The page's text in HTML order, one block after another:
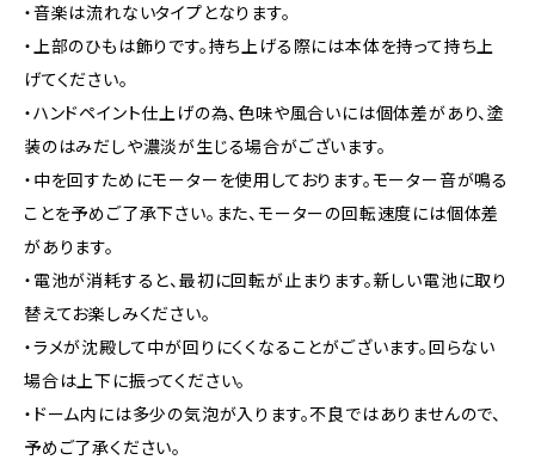
・音楽は流れないタイプとなります。
・上部のひもは飾りです。持ち上げる際には本体を持って持ち上
げてください。
・ハンドペイント仕上げの為、色味や風合いには個体差があり、塗
装のはみだしや濃淡が生じる場合がございます。
・中を回すためにモーターを使用しております。モーター音が鳴る
ことを予めご了承下さい。また、モーターの回転速度には個体差
があります。
・電池が消耗すると、最初に回転が止まります。新しい電池に取り
替えてお楽しみください。
・ラメが沈殿して中が回りにくくなることがございます。回らない
場合は上下に振ってください。
・ドーム内には多少の気泡が入ります。不良ではありませんので、
予めご了承ください。